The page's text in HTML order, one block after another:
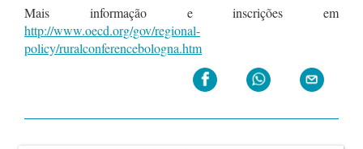
Mais informação e inscrições em
http://www.oecd.org/gov/regional-
policy/ruralconferencebologna.htm